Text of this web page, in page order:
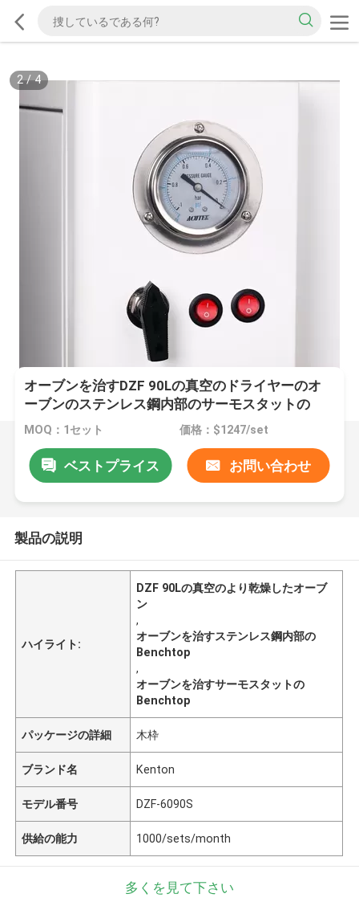
2/4
オーブンを治すDZF 90Lの真空のドライヤーのオ
ーブンのステンレス鋼内部のサーモスタットの
Benchtop
MOQ：1セット 価格：$1247/set
ベストプライス お問い合わせ
製品の説明
ハイライト:
DZF 90Lの真空のより乾燥したオーブ
ン
,
オーブンを治すステンレス鋼内部の
Benchtop
,
オーブンを治すサーモスタットの
Benchtop
パッケージの詳細 木枠
ブランド名 Kenton
モデル番号 DZF-6090S
供給の能力 1000/sets/month
多くを見て下さい